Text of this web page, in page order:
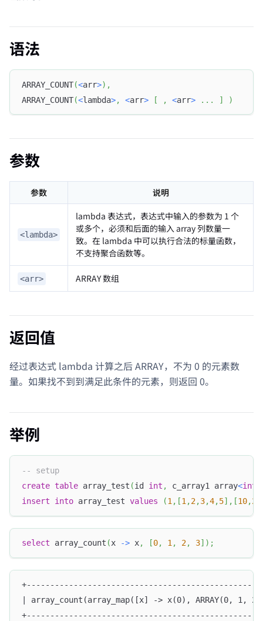
语法
ARRAY_COUNT(<arr>) ,
ARRAY_COUNT(<lambda>, <arr> [ , <arr> . . . ] )
参数
参数 说明
<lambda>
lambda 表达式，表达式中输入的参数为 1 个
或多个，必须和后面的输入 array 列数量一
致。在 lambda 中可以执行合法的标量函数，
不支持聚合函数等。
<arr> ARRAY 数组
返回值
经过表达式 lambda 计算之后 ARRAY，不为 0 的元素数
量。如果找不到到满足此条件的元素，则返回 0。
举例
-- setup
create table array_test (id int , c_array1 array<int
insert
into array_test values (1 , [1 ,2,3,4,5] , [10,20
select array_count (x -> x, [0, 1, 2, 3] ) ;
| array_count(array_map([x] -> x(0), ARRAY(0, 1,